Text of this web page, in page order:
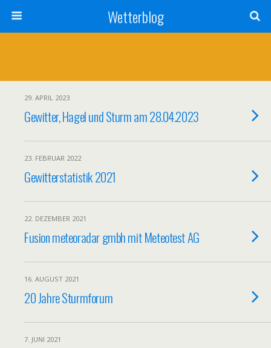
Wetterblog
29. APRIL 2023
Gewitter, Hagel und Sturm am 28.04.2023
23. FEBRUAR 2022
Gewitterstatistik 2021
22. DEZEMBER 2021
Fusion meteoradar gmbh mit Meteotest AG
16. AUGUST 2021
20 Jahre Sturmforum
7. JUNI 2021